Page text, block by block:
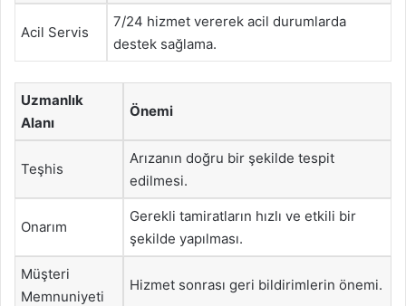
Acil Servis
7/24 hizmet vererek acil durumlarda
destek sağlama.
Uzmanlık
Alanı
Önemi
Teşhis
Arızanın doğru bir şekilde tespit
edilmesi.
Onarım
Gerekli tamiratların hızlı ve etkili bir
şekilde yapılması.
Müşteri
Memnuniyeti
Hizmet sonrası geri bildirimlerin önemi.